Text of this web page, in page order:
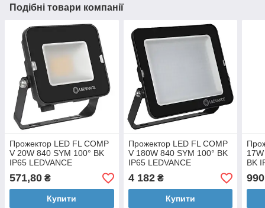
Подібні товари компанії
Прожектор LED FL COMP
V 20W 840 SYM 100° BK
IP65 LEDVANCE
571,80 ₴
Купити
Прожектор LED FL COMP
V 180W 840 SYM 100° BK
IP65 LEDVANCE
4 182₴
Купити
BK
990